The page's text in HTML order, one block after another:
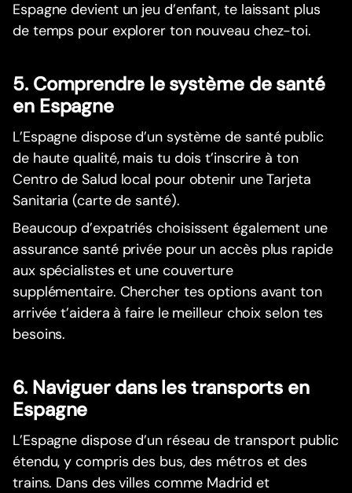
Espagne devient un jeu d’enfant, te laissant plus
de temps pour explorer ton nouveau chez-toi.
5. Comprendre le système de santé
en Espagne
L’Espagne dispose d’un système de santé public
de haute qualité, mais tu dois t’inscrire à ton
Centro de Salud local pour obtenir une Tarjeta
Sanitaria (carte de santé).
Beaucoup d’expatriés choisissent également une
assurance santé privée pour un accès plus rapide
aux spécialistes et une couverture
supplémentaire. Chercher tes options avant ton
arrivée t’aidera à faire le meilleur choix selon tes
besoins.
6. Naviguer dans les transports en
Espagne
L’Espagne dispose d’un réseau de transport public
étendu, y compris des bus, des métros et des
trains. Dans des villes comme Madrid et